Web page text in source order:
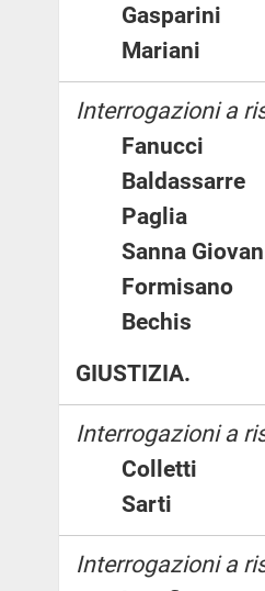
Mariani
Interrogazioni a
Fanucci
Paglia
Sanna
Bechis
GIUSTIZIA.
Interrogazioni a
Colletti
Sarti
Interrogazioni a